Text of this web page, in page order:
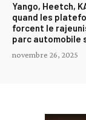
Yango, Heetch,
quand les
forcent le
parc automobile
novembre 26, 2025